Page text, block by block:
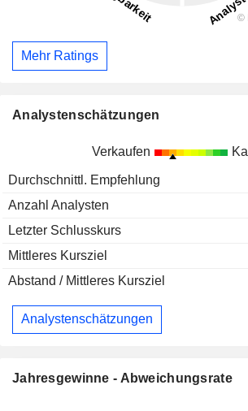
Mehr Ratings
Analystenschätzungen
Verkaufen
Durchschnittl. Empfehlung
Anzahl Analysten
Letzter Schlusskurs
Mittleres Kursziel
Abstand / Mittleres Kursziel
Analystenschätzungen
Jahresgewinne - Abweichungsrate